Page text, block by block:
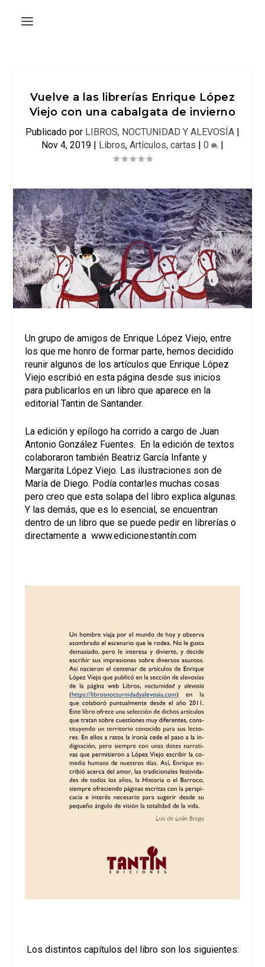
Vuelve a las librerías Enrique López
Viejo con una cabalgata de invierno
Publicado por LIBROS, NOCTUNIDAD Y ALEVOSÍA |
Nov 4, 2019 | Libros, Artículos, cartas | 0 |
Un grupo de amigos de Enrique López Viejo, entre
los que me honro de formar parte, hemos decidido
reunir algunos de los artículos que Enrique López
Viejo escribió en esta página desde sus inicios
para publicarlos en un libro que aparece en la
editorial Tantin de Santander.
La edición y epílogo ha corrido a cargo de Juan
Antonio González Fuentes. En la edición de textos
colaboraron también Beatriz García Infante y
Margarita López Viejo. Las ilustraciones son de
María de Diego. Podía contarles muchas cosas
pero creo que esta solapa del libro explica algunas.
Y las demás, que es lo esencial, se encuentran
dentro de un libro que se puede pedir en librerías o
directamente awww.edicionestantín.com
Los distintos capítulos del libro son los siguientes: